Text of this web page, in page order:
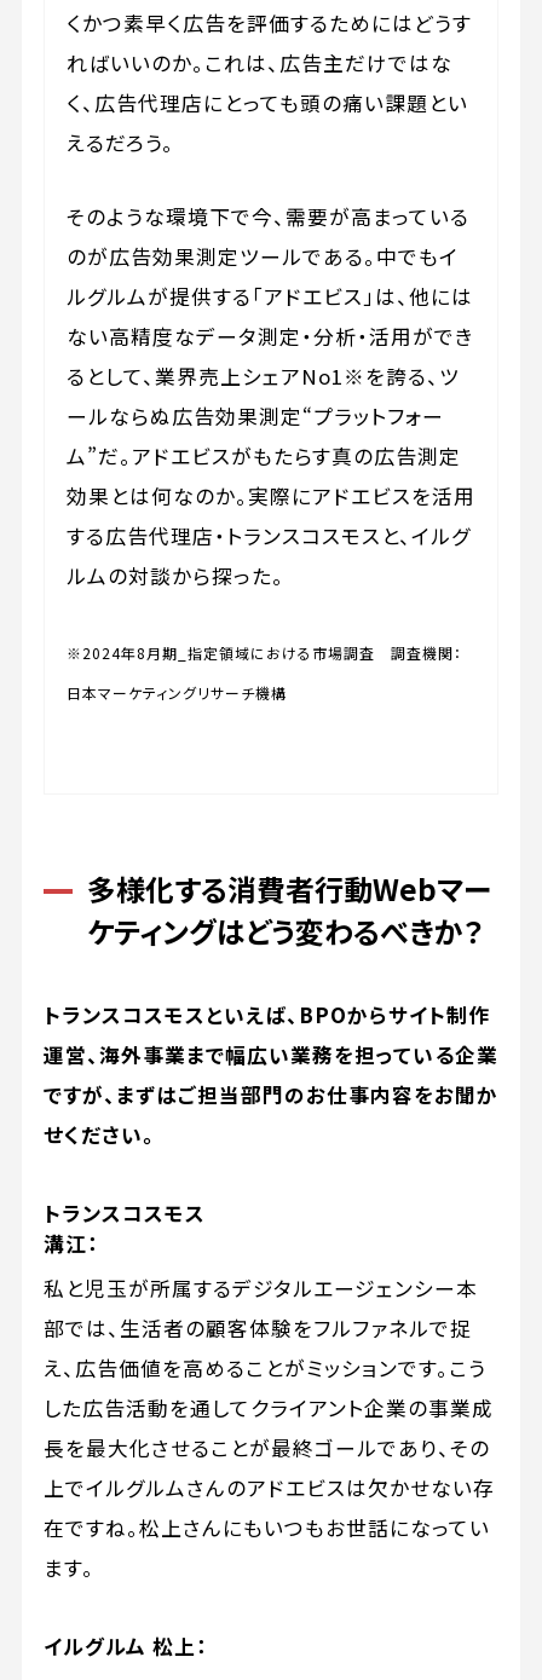
くかつ素早く広告を評価するためにはどうす
ればいいのか。これは、広告主だけではな
く、広告代理店にとっても頭の痛い課題とい
えるだろう。
そのような環境下で今、需要が高まっている
のが広告効果測定ツールである。中でもイ
ルグルムが提供する「アドエビス」は、他には
ない高精度なデータ測定・分析・活用ができ
るとして、業界売上シェアNo1※を誇る、ツ
ールならぬ広告効果測定“プラットフォー
ム”だ。アドエビスがもたらす真の広告測定
効果とは何なのか。実際にアドエビスを活用
する広告代理店・トランスコスモスと、イルグ
ルムの対談から探った。
※2024年8月期_指定領域における市場調査 調査機関：
日本マーケティングリサーチ機構
多様化する消費者行動――Webマー
ケティングはどう変わるべきか？
トランスコスモスといえば、BPOからサイト制作
運営、海外事業まで幅広い業務を担っている企業
ですが、まずはご担当部門のお仕事内容をお聞か
せください。
トランスコスモス
溝江：
私と児玉が所属するデジタルエージェンシー本
部では、生活者の顧客体験をフルファネルで捉
え、広告価値を高めることがミッションです。こう
した広告活動を通してクライアント企業の事業成
長を最大化させることが最終ゴールであり、その
上でイルグルムさんのアドエビスは欠かせない存
在ですね。松上さんにもいつもお世話になってい
ます。
イルグルム 松上：